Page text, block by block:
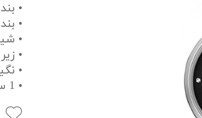
•
•
•
•
•
• 1 سال گارانتی